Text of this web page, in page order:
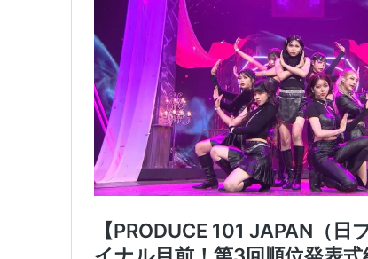
3.6
ユン・ハビン
ユ・シウン
3.8キム・ギュリ
3.9チェ・ヘソン
3.10 アン・ミニョン
3.11ユン・ハジョン
4『脱出おひとり島』のMCは誰？